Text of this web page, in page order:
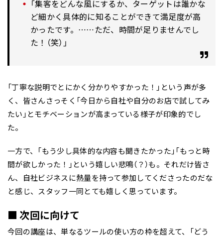
「集客をどんな風にするか、ターゲットは誰かな
ど細かく具体的に知ることができて満足度が高
かったです。……ただ、時間が足りませんでし
た！（笑）」
「丁寧な説明でとにかく分かりやすかった！」という声が多
く、皆さんさっそく「今日から自社や自分のお店で試してみ
たい」とモチベーションが高まっている様子が印象的でし
た。
一方で、「もう少し具体的な内容も聞きたかった」「もっと時
間が欲しかった！」という嬉しい悲鳴（？）も。それだけ皆さ
ん、自社ビジネスに熱量を持って参加してくださったのだな
と感じ、スタッフ一同とても嬉しく思っています。
■ 次回に向けて
今回の講座は、単なるツールの使い方の枠を超えて、「どう